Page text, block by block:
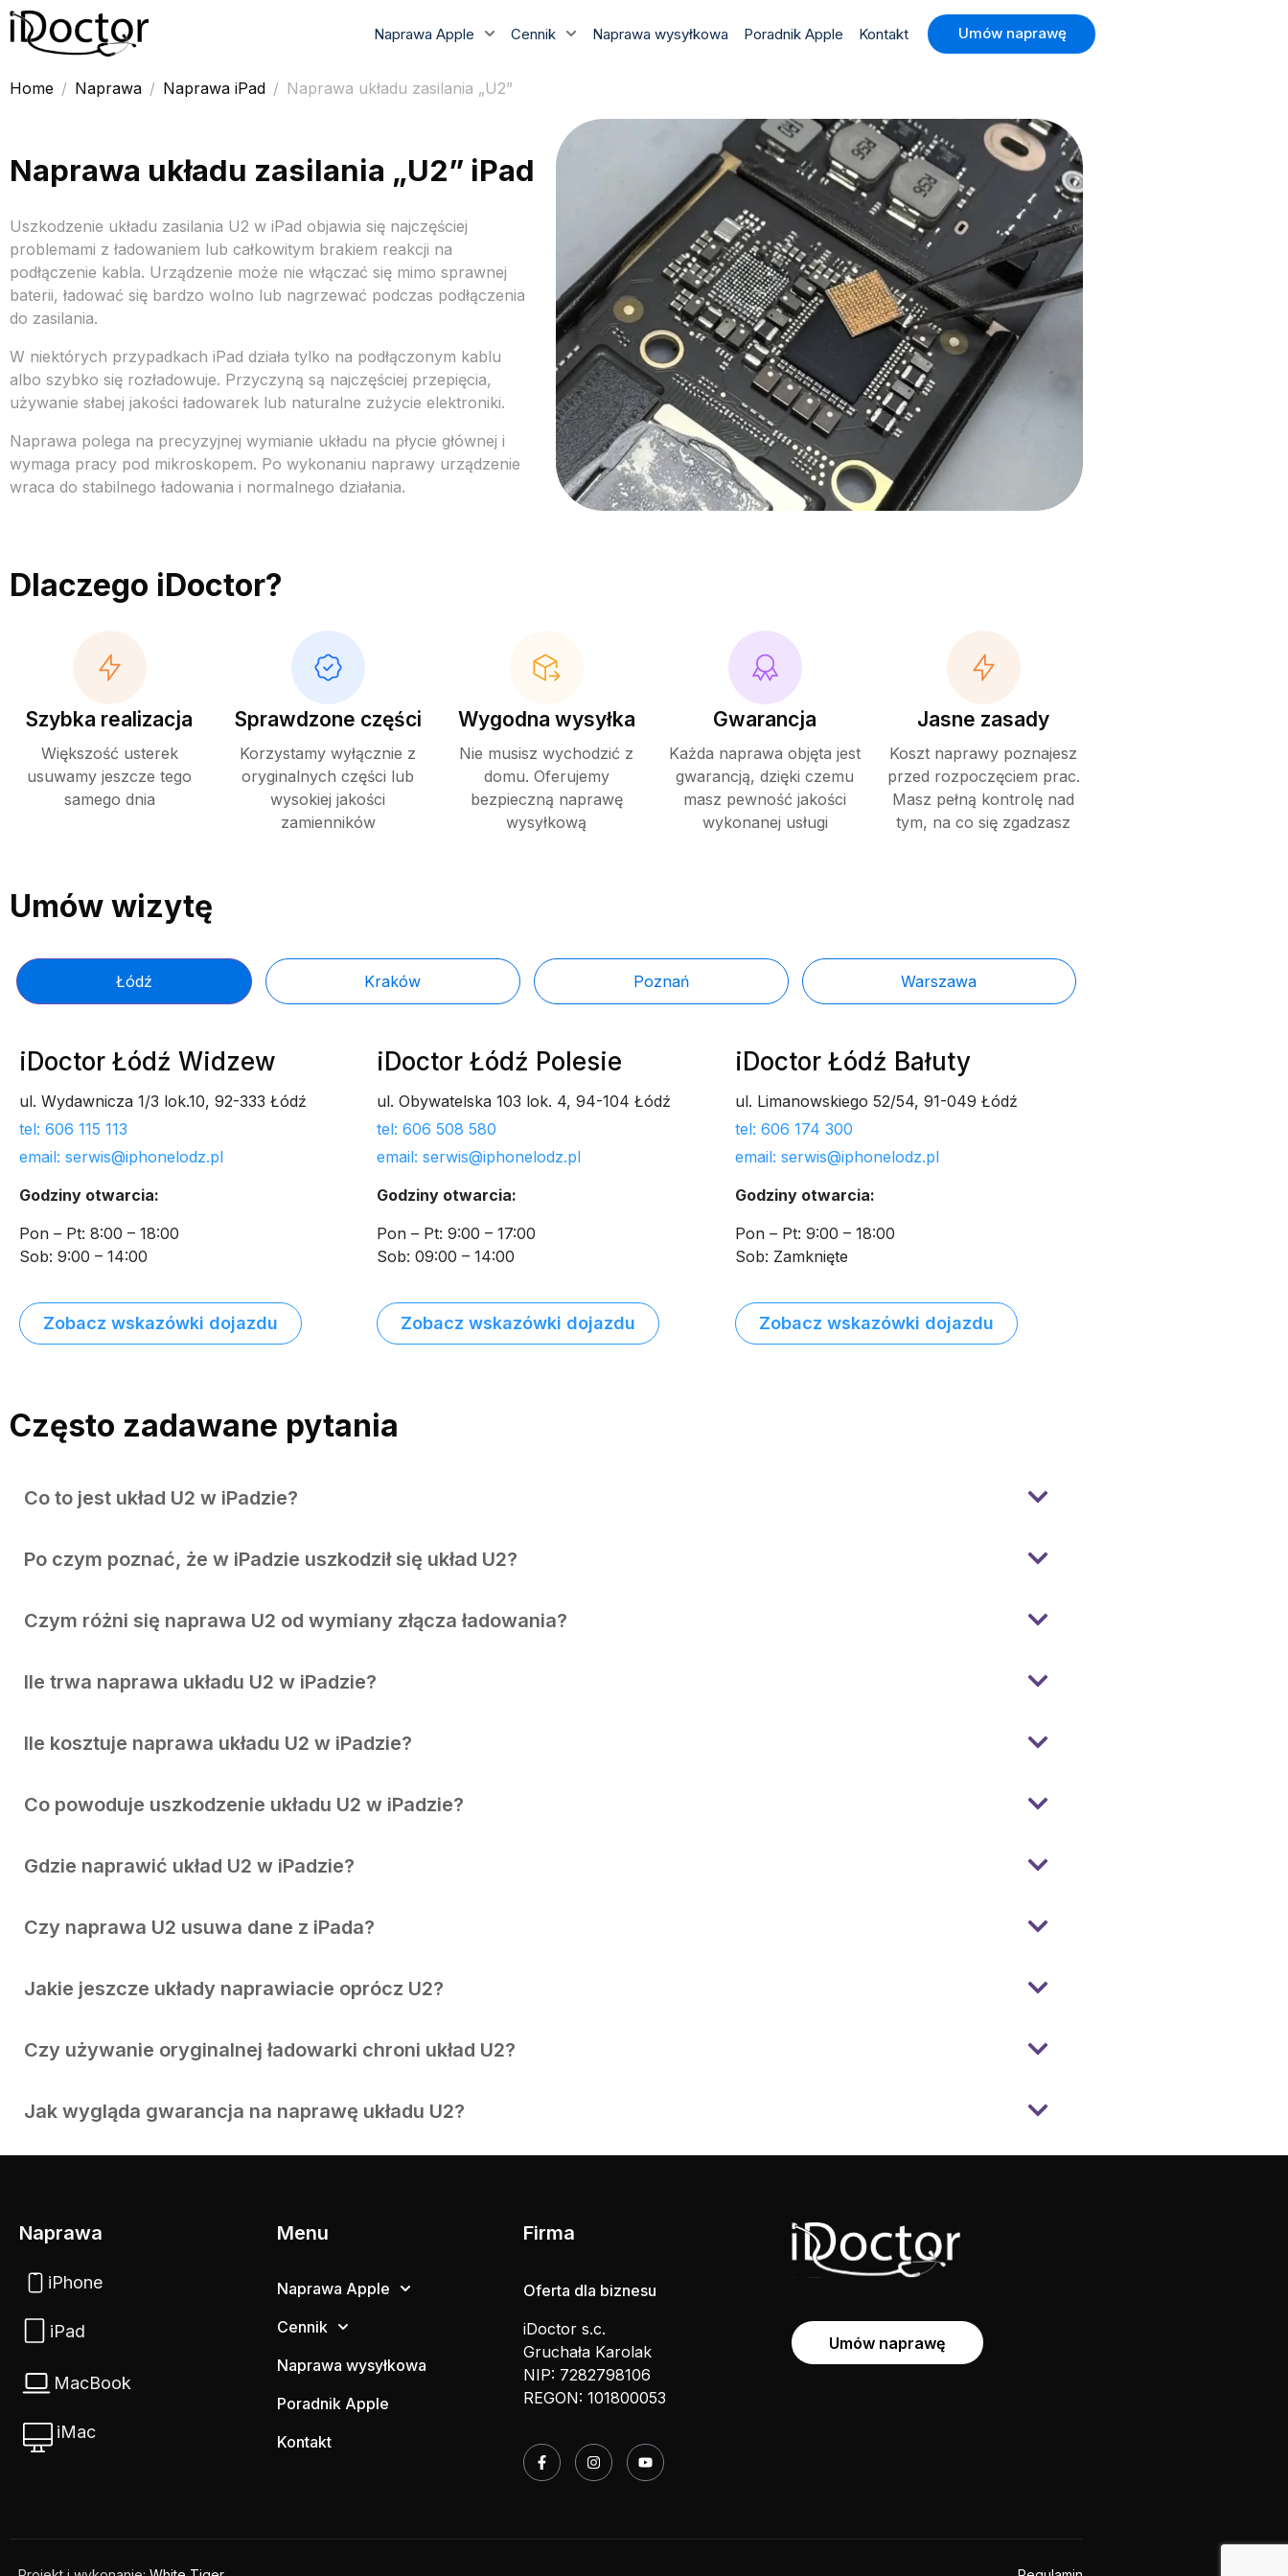
Naprawa Apple Cennik Naprawa wysyłkowa Poradnik Apple Kontakt Umów naprawę
Home Naprawa Naprawa iPad Naprawa układu zasilania „U2”
Naprawa układu zasilania „U2” iPad
Uszkodzenie układu zasilania U2 w iPad objawia się najczęściej
problemami z ładowaniem lub całkowitym brakiem reakcji na
podłączenie kabla. Urządzenie może nie włączać się mimo sprawnej
baterii, ładować się bardzo wolno lub nagrzewać podczas podłączenia
do zasilania.
W niektórych przypadkach iPad działa tylko na podłączonym kablu
albo szybko się rozładowuje. Przyczyną są najczęściej przepięcia,
używanie słabej jakości ładowarek lub naturalne zużycie elektroniki.
Naprawa polega na precyzyjnej wymianie układu na płycie głównej i
wymaga pracy pod mikroskopem. Po wykonaniu naprawy urządzenie
wraca do stabilnego ładowania i normalnego działania.
Dlaczego iDoctor?
Szybka realizacja
Większość usterek
usuwamy jeszcze tego
samego dnia
Sprawdzone części
Korzystamy wyłącznie z
oryginalnych części lub
wysokiej jakości
zamienników
Wygodna wysyłka
Nie musisz wychodzić z
domu. Oferujemy
bezpieczną naprawę
wysyłkową
Gwarancja
Każda naprawa objęta jest
gwarancją, dzięki czemu
masz pewność jakości
wykonanej usługi
Jasne zasady
Koszt naprawy poznajesz
przed rozpoczęciem prac.
Masz pełną kontrolę nad
tym, na co się zgadzasz
Umów wizytę
Łódź Kraków Poznań Warszawa
iDoctor Łódź Widzew
ul. Wydawnicza 1/3 lok.10, 92-333 Łódź
tel: 606 115 113
email: serwis@iphonelodz.pl
Godziny otwarcia:
Pon – Pt: 8:00 – 18:00
Sob: 9:00 – 14:00
Zobacz wskazówki dojazdu
iDoctor Łódź Polesie
ul. Obywatelska 103 lok. 4, 94-104 Łódź
tel: 606 508 580
email: serwis@iphonelodz.pl
Godziny otwarcia:
Pon – Pt: 9:00 – 17:00
Sob: 09:00 – 14:00
Zobacz wskazówki dojazdu
iDoctor Łódź Bałuty
ul. Limanowskiego 52/54, 91-049 Łódź
tel: 606 174 300
email: serwis@iphonelodz.pl
Godziny otwarcia:
Pon – Pt: 9:00 – 18:00
Sob: Zamknięte
Zobacz wskazówki dojazdu
Często zadawane pytania
Co to jest układ U2 w iPadzie?
Po czym poznać, że w iPadzie uszkodził się układ U2?
Czym różni się naprawa U2 od wymiany złącza ładowania?
Ile trwa naprawa układu U2 w iPadzie?
Ile kosztuje naprawa układu U2 w iPadzie?
Co powoduje uszkodzenie układu U2 w iPadzie?
Gdzie naprawić układ U2 w iPadzie?
Czy naprawa U2 usuwa dane z iPada?
Jakie jeszcze układy naprawiacie oprócz U2?
Czy używanie oryginalnej ładowarki chroni układ U2?
Jak wygląda gwarancja na naprawę układu U2?
Naprawa
iPhone
iPad
MacBook
iMac
Menu
Naprawa Apple
Cennik
Naprawa wysyłkowa
Poradnik Apple
Kontakt
Firma
Oferta dla biznesu
iDoctor s.c.
Gruchała Karolak
NIP: 7282798106
REGON: 101800053
Umów naprawę